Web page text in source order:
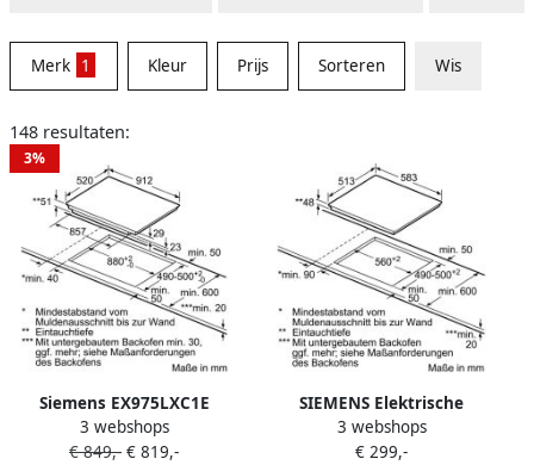
Merk 1 Kleur Prijs Sorteren Wis
148 resultaten:
3%
Siemens EX975LXC1E
Inductie vitrokeramisch
90cm | Inductiekookplaten
3 webshops
€ 849,- € 819,-
SIEMENS Elektrische
kookplaat van
SCHOTTCERAN ET645HN17E
3 webshops
€ 299,-